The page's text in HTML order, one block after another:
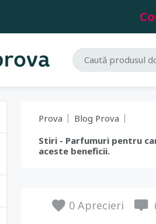
Prova
Blog Prova
Stiri - Parfumuri pentru
aceste beneficii.
0 Aprecieri